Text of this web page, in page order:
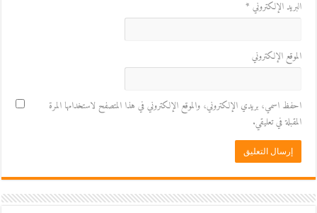
البريد الإلكتروني *
الموقع الإلكتروني
احفظ اسمي، بريدي الإلكتروني، والموقع الإلكتروني في هذا المتصفح لاستخدامها المرة
المقبلة في تعليقي.